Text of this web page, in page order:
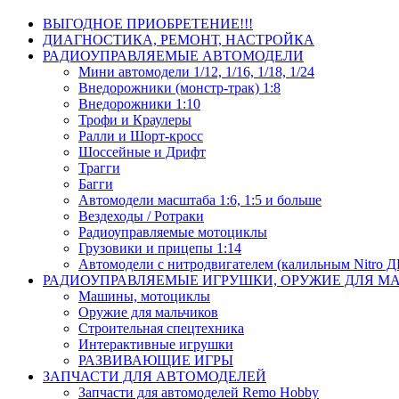
ВЫГОДНОЕ ПРИОБРЕТЕНИЕ!!!
ДИАГНОСТИКА, РЕМОНТ, НАСТРОЙКА
РАДИОУПРАВЛЯЕМЫЕ АВТОМОДЕЛИ
Мини автомодели 1/12, 1/16, 1/18, 1/24
Внедорожники (монстр-трак) 1:8
Внедорожники 1:10
Трофи и Краулеры
Ралли и Шорт-кросс
Шоссейные и Дрифт
Трагги
Багги
Автомодели масштаба 1:6, 1:5 и больше
Вездеходы / Ротраки
Радиоуправляемые мотоциклы
Грузовики и прицепы 1:14
Автомодели с нитродвигателем (калильным Nitro
РАДИОУПРАВЛЯЕМЫЕ ИГРУШКИ, ОРУЖИЕ ДЛЯ
Машины, мотоциклы
Оружие для мальчиков
Строительная спецтехника
Интерактивные игрушки
РАЗВИВАЮЩИЕ ИГРЫ
ЗАПЧАСТИ ДЛЯ АВТОМОДЕЛЕЙ
Запчасти для автомоделей Remo Hobby